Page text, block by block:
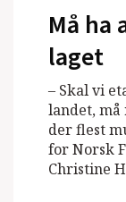
Må ha
laget
– Skal vi
landet,
der flest
for Norsk
Christine